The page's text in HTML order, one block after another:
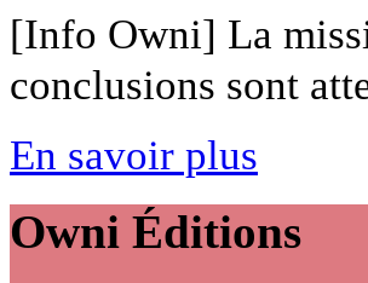
[Info Owni] La
conclusions sont
En savoir plus
Owni Éditions